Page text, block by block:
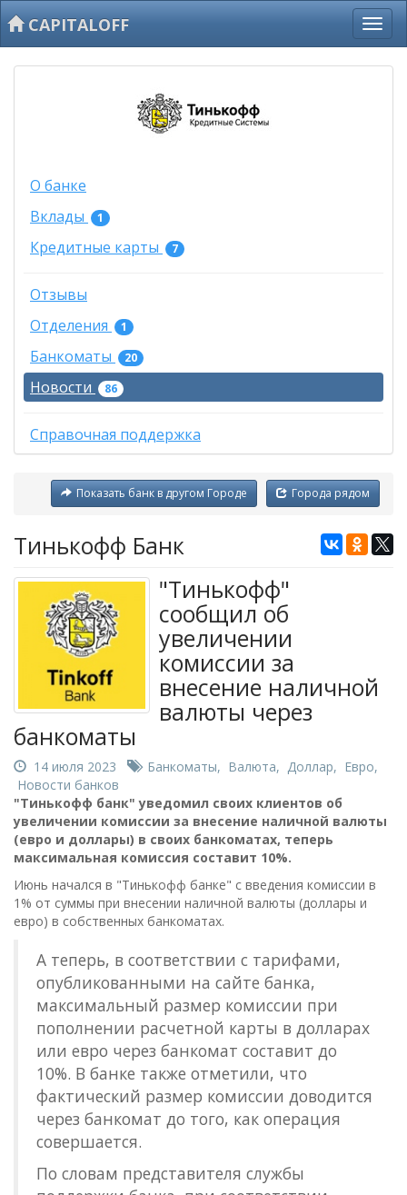
CAPITALOFF
О банке
Вклады
1
Кредитные карты 7
Отзывы
Отделения
1
Банкоматы 20
Новости 86
Справочная поддержка
Города рядом
Показать банк в другом Городе
Тинькофф Банк
"Тинькофф"
сообщил об
увеличении
комиссии за
внесение наличной
валюты через
банкоматы
14 июля 2023 Банкоматы, Валюта, Доллар, Евро,
Новости банков
"Тинькофф банк" уведомил своих клиентов об
увеличении комиссии за внесение наличной валюты
(евро и доллары) в своих банкоматах, теперь
максимальная комиссия составит 10%.
Июнь начался в "Тинькофф банке" с введения комиссии в
1% от суммы при внесении наличной валюты (доллары и
евро) в собственных банкоматах.
А теперь, в соответствии с тарифами,
опубликованными на сайте банка,
максимальный размер комиссии при
пополнении расчетной карты в долларах
или евро через банкомат составит до
10%. В банке также отметили, что
фактический размер комиссии доводится
через банкомат до того, как операция
совершается.
По словам представителя службы